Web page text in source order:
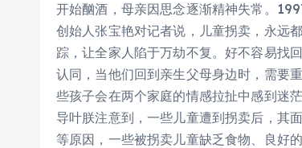
开始酗酒，母亲因思念逐渐精神失常。
创始人张宝艳对记者说，儿童拐卖，永远
踪，让全家人陷于万劫不复。好不容易找
认同，当他们回到亲生父母身边时，需要
些孩子会在两个家庭的情感拉扯中感到迷
导叶朕注意到，一些儿童遭到拐卖后，其
等原因，一些被拐卖儿童缺乏食物、良好